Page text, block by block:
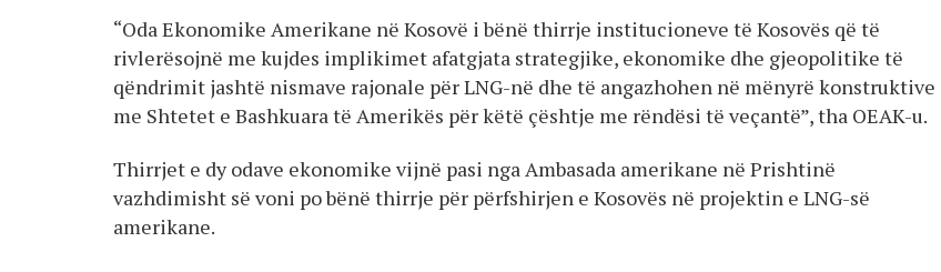
“Oda Ekonomike Amerikane në Kosovë i bënë thirrje institucioneve të Kosovës që të
rivlerësojnë me kujdes implikimet afatgjata strategjike, ekonomike dhe gjeopolitike të
qëndrimit jashtë nismave rajonale për LNG-në dhe të angazhohen në mënyrë konstruktive
me Shtetet e Bashkuara të Amerikës për këtë çështje me rëndësi të veçantë”, tha OEAK-u.
Thirrjet e dy odave ekonomike vijnë pasi nga Ambasada amerikane në Prishtinë
vazhdimisht së voni po bënë thirrje për përfshirjen e Kosovës në projektin e LNG-së
amerikane.